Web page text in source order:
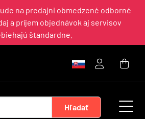
na predajni obmedzené odborné
a príjem objednávok aj servisov
štandardne.